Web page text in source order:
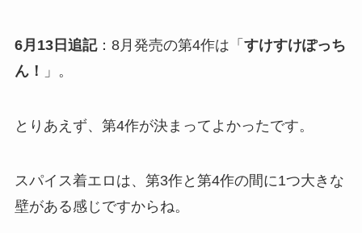
6月13日追記：8月発売の第4作は「 すけすけぽっち
ん！
」。
とりあえず、第4作が決まってよかったです。
スパイス着エロは、第3作と第4作の間に1つ大きな
壁がある感じですからね。